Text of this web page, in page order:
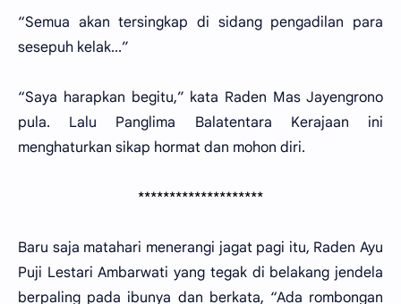
“Semua akan tersingkap di sidang pengadilan para
sesepuh kelak...”
“Saya harapkan begitu,” kata Raden Mas Jayengrono
pula. Lalu Panglima Balatentara Kerajaan ini
menghaturkan sikap hormat dan mohon diri.
********************
Baru saja matahari menerangi jagat pagi itu, Raden Ayu
Puji Lestari Ambarwati yang tegak di belakang jendela
berpaling pada ibunya dan berkata, “Ada rombongan